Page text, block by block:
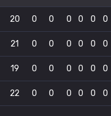
20 0 0 0 0 0 0
21 0 0 0 0 0 0
19 0 0 0 0 0 0
22 0 0 0 0 0 0